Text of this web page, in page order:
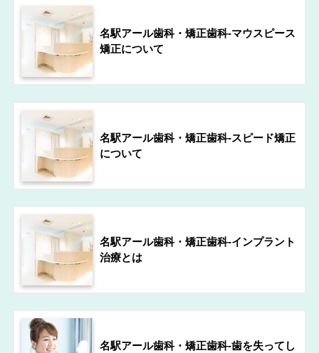
名駅アール歯科・矯正歯科-マウスピース
矯正について
名駅アール歯科・矯正歯科-スピード矯正
について
名駅アール歯科・矯正歯科-インプラント
治療とは
名駅アール歯科・矯正歯科-歯を失ってし